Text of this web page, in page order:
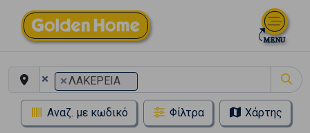
× ×ΛΑΚΕΡΕΙΑ
Αναζ. με κωδικό Φίλτρα Χάρτης